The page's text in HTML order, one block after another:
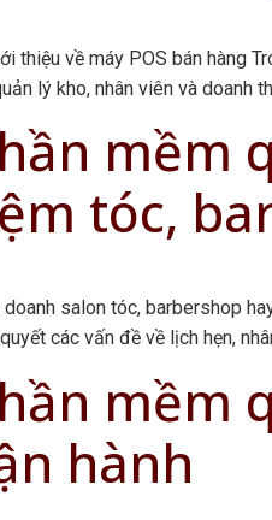
thiệu về máy POS bán hàng
lý kho, nhân viên và doanh
mềm
tóc,
doanh salon tóc, barbershop
các vấn đề về lịch hẹn,
mềm
hành